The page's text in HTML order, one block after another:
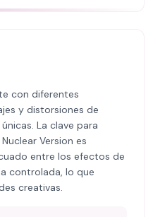
con diferentes
y distorsiones de
La clave para
Version es
entre los efectos de
controlada, lo que
creativas.